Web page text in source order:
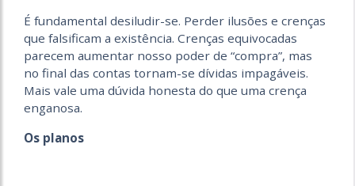
É fundamental desiludir-se. Perder ilusões e crenças
que falsificam a existência. Crenças equivocadas
parecem aumentar nosso poder de “compra”, mas
no final das contas tornam-se dívidas impagáveis.
Mais vale uma dúvida honesta do que uma crença
enganosa.
Os planos